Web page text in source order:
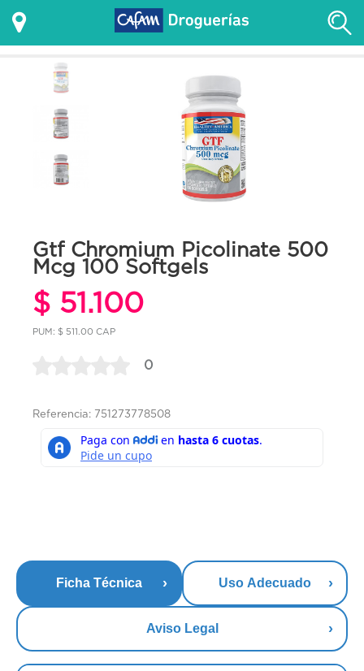
Gtf Chromium Picolinate 500
Mcg 100 Softgels
$ 51.100
PUM: $ 511.00 CAP
0
Referencia: 751273778508
Ficha Técnica Uso Adecuado
Aviso Legal